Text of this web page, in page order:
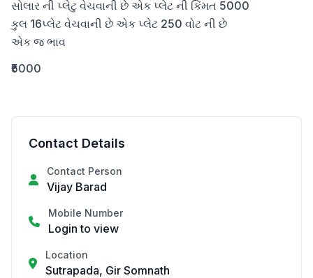
સોલાર ની પ્લેટુ વેચવાની છે એક પ્લેટ ની કિંમત 5000
કુલ 16પ્લેટ વેચવાની છે એક પ્લેટ 250 વોટ ની છે
એક જ ભાવ
₹5000
Contact Details
Contact Person
Vijay Barad
Mobile Number
Login to view
Location
Sutrapada, Gir Somnath